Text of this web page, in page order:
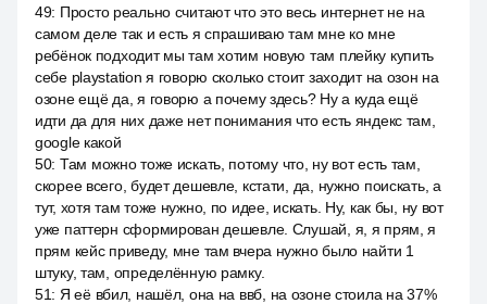
49: Просто реально считают что это весь интернет не на
самом деле так и есть я спрашиваю там мне ко мне
ребёнок подходит мы там хотим новую там плейку купить
себе playstation я говорю сколько стоит заходит на озон на
озоне ещё да, я говорю а почему здесь? Ну а куда ещё
идти да для них даже нет понимания что есть яндекс там,
google какой
50: Там можно тоже искать, потому что, ну вот есть там,
скорее всего, будет дешевле, кстати, да, нужно поискать, а
тут, хотя там тоже нужно, по идее, искать. Ну, как бы, ну вот
уже паттерн сформирован дешевле. Слушай, я, я прям, я
прям кейс приведу, мне там вчера нужно было найти 1
штуку, там, определённую рамку.
51: Я её вбил, нашёл, она на ввб, на озоне стоила на 37%